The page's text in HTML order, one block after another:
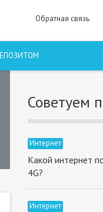
Обратная связь
Советуем
Интернет
Какой интернет
4G?
Интернет